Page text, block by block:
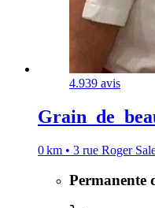
4.939 avis
0 km • 3 rue Roger
Permanente